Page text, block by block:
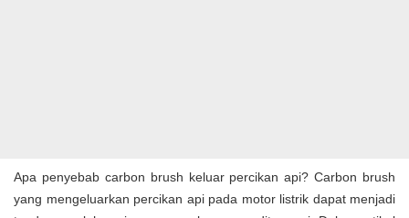
Apa penyebab carbon brush keluar percikan api? Carbon brush
yang mengeluarkan percikan api pada motor listrik dapat menjadi